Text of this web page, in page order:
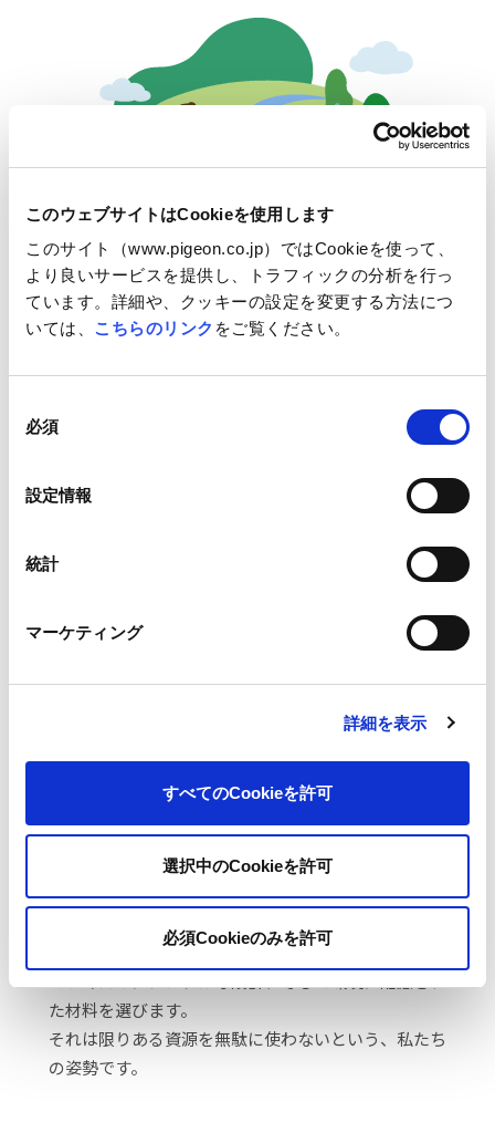
このウェブサイトはCookieを使用します
このサイト（www.pigeon.co.jp）ではCookieを使って、
より良いサービスを提供し、トラフィックの分析を行っ
ています。詳細や、クッキーの設定を変更する方法につ
いては、 こちらのリンク をご覧ください。
必須
設定情報
統計
マーケティング
詳細を表示
すべてのCookieを許可
選択中のCookieを許可
必須Cookieのみを許可
社会に愛されるもの
商品だけでなく、赤ちゃんとご家族を取り巻く社会課
題を解決することが私たちの責務です。持続的な社会
の実現のため、循環型製品開発を推進していきます。
地球に愛されるもの
未来の赤ちゃんたちが健やかに育つ環境を守りつない
た材料を選びます。
それは限りある資源を無駄に使わないという、私たち
の姿勢です。